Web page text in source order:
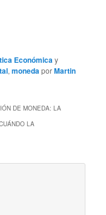
Económicay
,monedaporMartin
DE MONEDA: LA
LA